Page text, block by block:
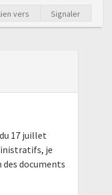
vers Signaler
17 juillet
je
documents